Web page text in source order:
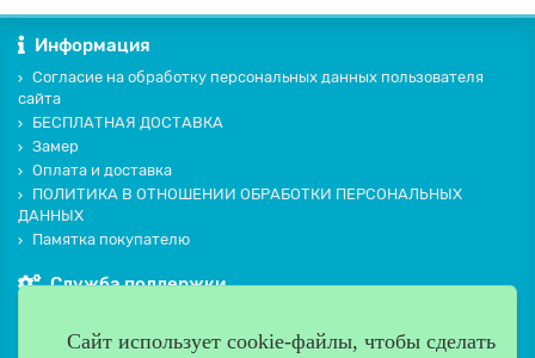
Информация
Согласие на обработку персональных данных пользователя
сайта
БЕСПЛАТНАЯ ДОСТАВКА
Замер
Оплата и доставка
ПОЛИТИКА В ОТНОШЕНИИ ОБРАБОТКИ ПЕРСОНАЛЬНЫХ
ДАННЫХ
Памятка покупателю
Служба поддержки
Производители
Сайт использует cookie-файлы, чтобы сделать